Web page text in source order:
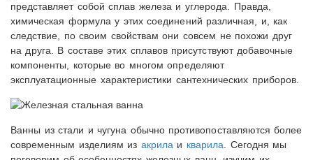
представляет собой сплав железа и углерода. Правда,
химическая формула у этих соединений различная, и, как
следствие, по своим свойствам они совсем не похожи друг
на друга. В составе этих сплавов присутствуют добавочные
компоненты, которые во многом определяют
эксплуатационные характеристики сантехнических приборов.
Ванны из стали и чугуна обычно противопоставляются более
современным изделиям из акрила и кварила . Сегодня мы